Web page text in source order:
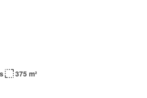
375 m²